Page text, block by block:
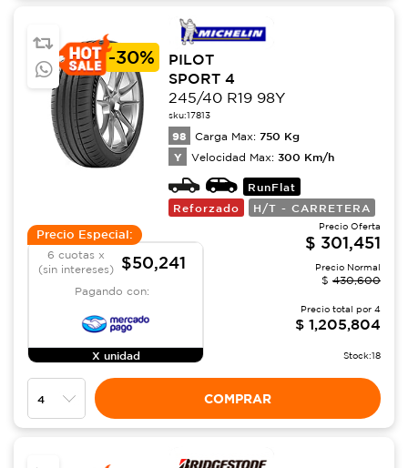
-30%
PILOT
SPORT 4
245/40 R19 98Y
sku:17813
98 Carga Max: 750 Kg
Y Velocidad Max: 300 Km/h
RunFlat
Reforzado
H/T - CARRETERA
Precio Especial:
6 cuotas x
(sin intereses)
$50,241
Pagando con:
X unidad
Precio Oferta
$ 301,451
Precio Normal
$ 430,600
Precio total por 4
$ 1,205,804
Stock:18
COMPRAR